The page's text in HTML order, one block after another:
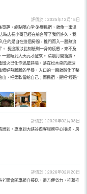
評價於：2025年12月18日
靜，終點隨心堂·洛塵民宿，就像一盞溫
時店長小哥已經在前台等了我們許久，我
住的是自在這個房間，推門而入一股熱流
長途跋涉此刻衹剩一身的疲憊，來不及
覺睡到大天亮才醒來。 清晨打開窗簾，
火已化作滿屋斜陽，落在松木桌的紋理
好熱騰騰的早餐，入口的一瞬就融化了整
，把柔軟留給自己；而民宿，是把“經過”
評價於：2026年02月08日
到，專車到大峽谷遊客服務中心接送、房
評價於：2026年02月20日
闆會開車親自接送，很方便省力，推薦推